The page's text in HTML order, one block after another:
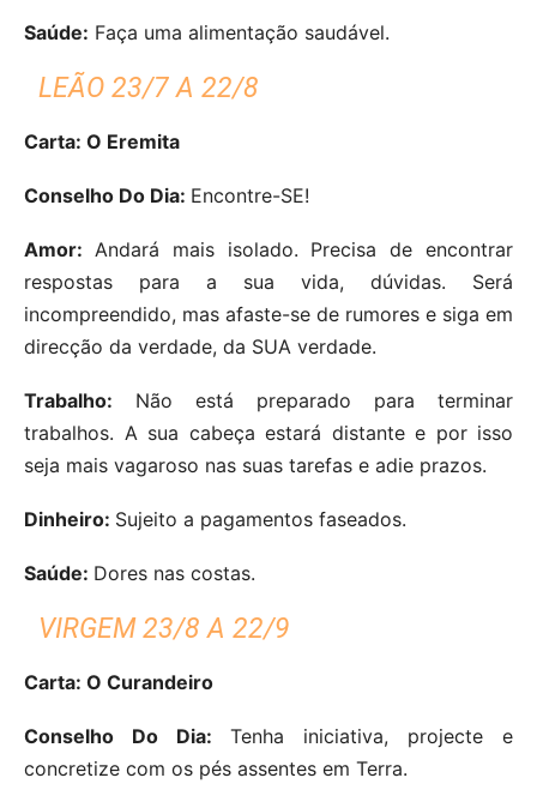
Saúde: Faça uma alimentação saudável.
LEÃO 23/7 A 22/8
Carta: O Eremita
Conselho Do Dia: Encontre-SE!
Amor: Andará mais isolado. Precisa de encontrar
respostas para a sua vida, dúvidas. Será
incompreendido, mas afaste-se de rumores e siga em
direcção da verdade, da SUA verdade.
Trabalho: Não está preparado para terminar
trabalhos. A sua cabeça estará distante e por isso
seja mais vagaroso nas suas tarefas e adie prazos.
Dinheiro: Sujeito a pagamentos faseados.
Saúde: Dores nas costas.
VIRGEM 23/8 A 22/9
Carta: O Curandeiro
Conselho Do Dia: Tenha iniciativa, projecte e
concretize com os pés assentes em Terra.